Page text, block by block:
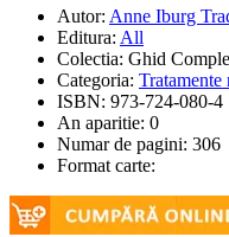
Autor: Anne Iburg
Editura: All
Colectia: Ghid
Categoria: Tratamente
ISBN: 973-724-080-4
An aparitie: 0
Numar de pagini: 306
Format carte: